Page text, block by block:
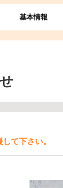
基本情報
て下さい。